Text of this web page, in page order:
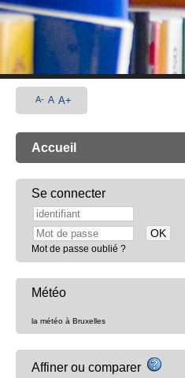
A- A A+
Accueil
Se connecter
Mot de passe oublié ?
Météo
la météo à Bruxelles
Affiner ou comparer